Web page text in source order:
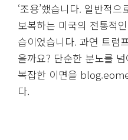
‘조용’했습니다. 일반적
보복하는 미국의 전통적
습이었습니다. 과연 트럼
을까요? 단순한 분노를
복잡한 이면을
다.